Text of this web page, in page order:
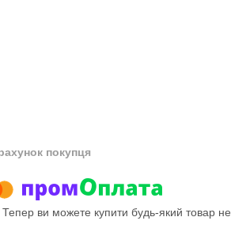
покупця
Тепер ви можете купити будь-який товар не